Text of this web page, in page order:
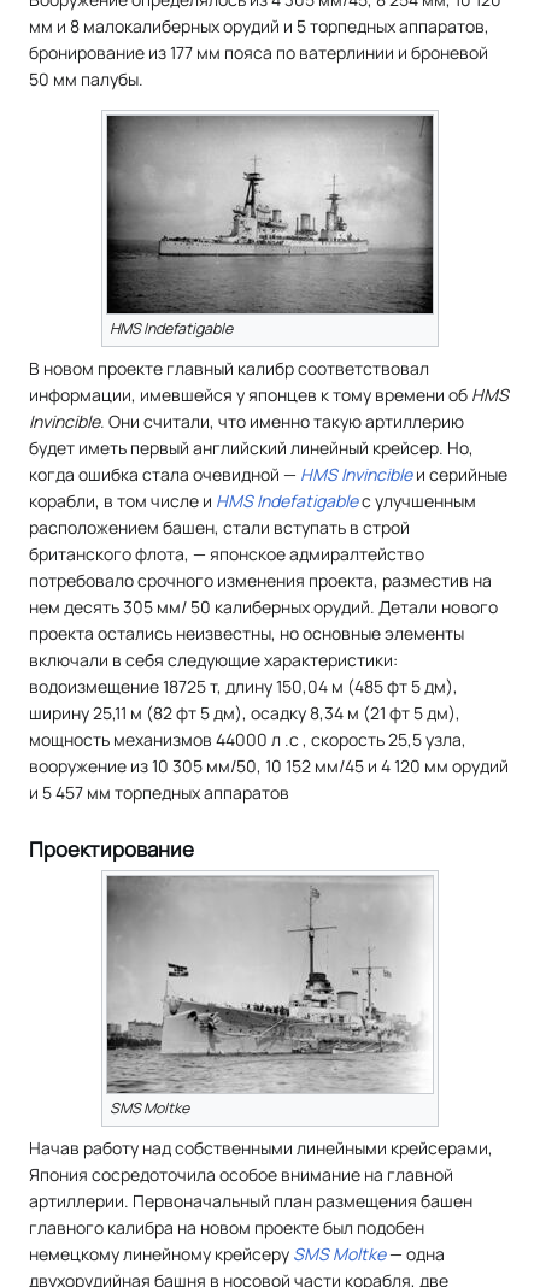
мм и 8 малокалиберных орудий и 5 торпедных аппаратов,
бронирование из 177 мм пояса по ватерлинии и броневой
50 мм палубы.
HMS Indefatigable
В новом проекте главный калибр соответствовал
информации, имевшейся у японцев к тому времени об HMS
Invincible. Они считали, что именно такую артиллерию
будет иметь первый английский линейный крейсер. Но,
когда ошибка стала очевидной — HMS Invincibleи серийные
корабли, в том числе и HMS Indefatigableс улучшенным
расположением башен, стали вступать в строй
британского флота, — японское адмиралтейство
потребовало срочного изменения проекта, разместив на
нем десять 305 мм/ 50 калиберных орудий. Детали нового
проекта остались неизвестны, но основные элементы
включали в себя следующие характеристики:
водоизмещение 18725 т, длину 150,04 м (485 фт 5 дм),
ширину 25,11 м (82 фт 5 дм), осадку 8,34 м (21 фт 5 дм),
мощность механизмов 44000 л .с , скорость 25,5 узла,
вооружение из 10 305 мм/50, 10 152 мм/45 и 4 120 мм орудий
и 5 457 мм торпедных аппаратов
Проектирование
SMS Moltke
Начав работу над собственными линейными крейсерами,
Япония сосредоточила особое внимание на главной
артиллерии. Первоначальный план размещения башен
главного калибра на новом проекте был подобен
немецкому линейному крейсеру SMS Moltke— одна
двухорудийная башня в носовой части корабля, две